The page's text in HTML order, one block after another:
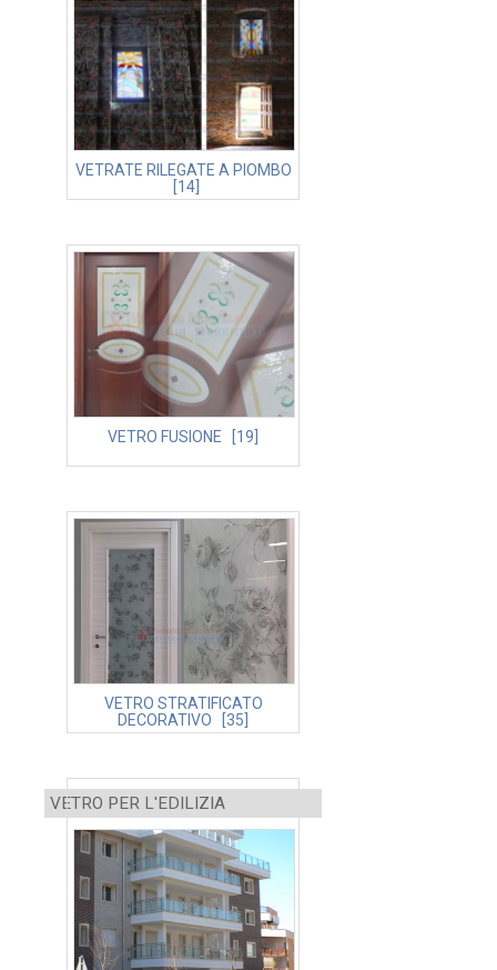
VETRATE RILEGATE A PIOMBO
[14]
VETRO FUSIONE [19]
VETRO STRATIFICATO
DECORATIVO [35]
VETRO PER L'EDILIZIA